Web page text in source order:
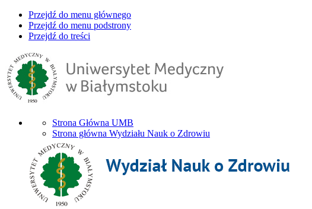
Przejdź do menu głównego
Przejdź do menu podstrony
Przejdź do treści
Strona Główna UMB
Strona główna Wydziału Nauk o Zdrowiu